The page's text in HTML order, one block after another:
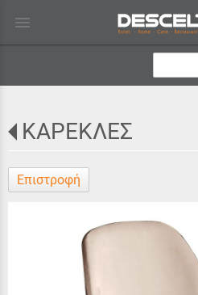
menu
ΚΑΡΕΚΛΕΣ
Επιστροφή